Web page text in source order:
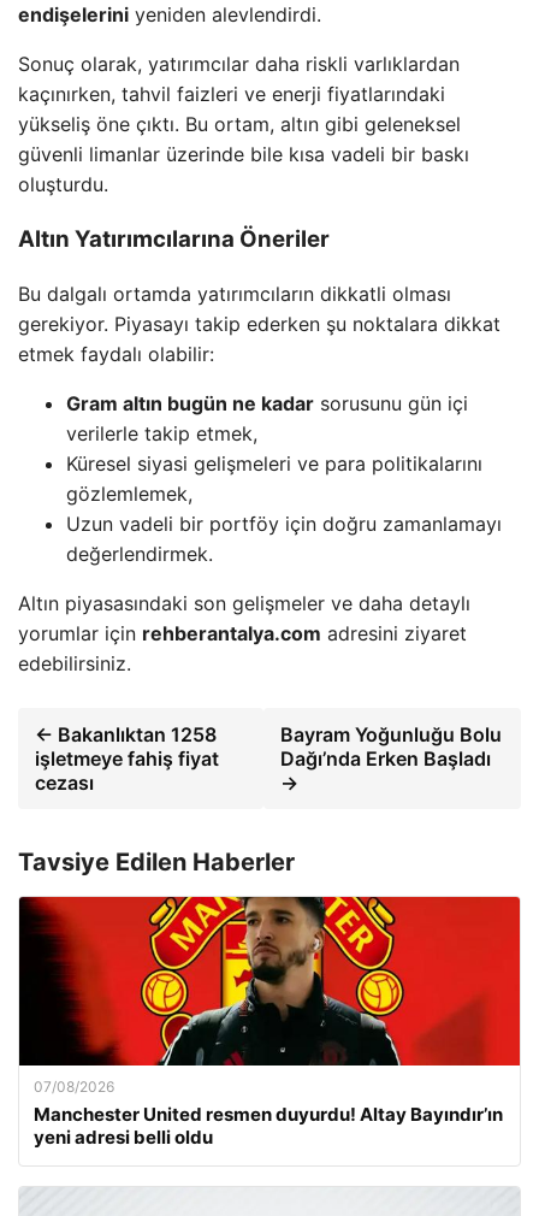
endişelerini yeniden alevlendirdi.
Sonuç olarak, yatırımcılar daha riskli varlıklardan
kaçınırken, tahvil faizleri ve enerji fiyatlarındaki
yükseliş öne çıktı. Bu ortam, altın gibi geleneksel
güvenli limanlar üzerinde bile kısa vadeli bir baskı
oluşturdu.
Altın Yatırımcılarına Öneriler
Bu dalgalı ortamda yatırımcıların dikkatli olması
gerekiyor. Piyasayı takip ederken şu noktalara dikkat
etmek faydalı olabilir:
Gram altın bugün ne kadar sorusunu gün içi
verilerle takip etmek,
Küresel siyasi gelişmeleri ve para politikalarını
gözlemlemek,
Uzun vadeli bir portföy için doğru zamanlamayı
değerlendirmek.
Altın piyasasındaki son gelişmeler ve daha detaylı
yorumlar için rehberantalya.com adresini ziyaret
edebilirsiniz.
← Bakanlıktan 1258
işletmeye fahiş fiyat
cezası
Bayram Yoğunluğu Bolu
Dağı’nda Erken Başladı
→
Tavsiye Edilen Haberler
07/08/2026
Manchester United resmen duyurdu! Altay Bayındır’ın
yeni adresi belli oldu